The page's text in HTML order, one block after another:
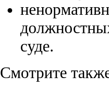
суде.
Смотрите